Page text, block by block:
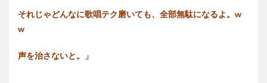
それじゃどんなに歌唱テク磨いても、全部無駄になるよ。w
w
声を治さないと。」